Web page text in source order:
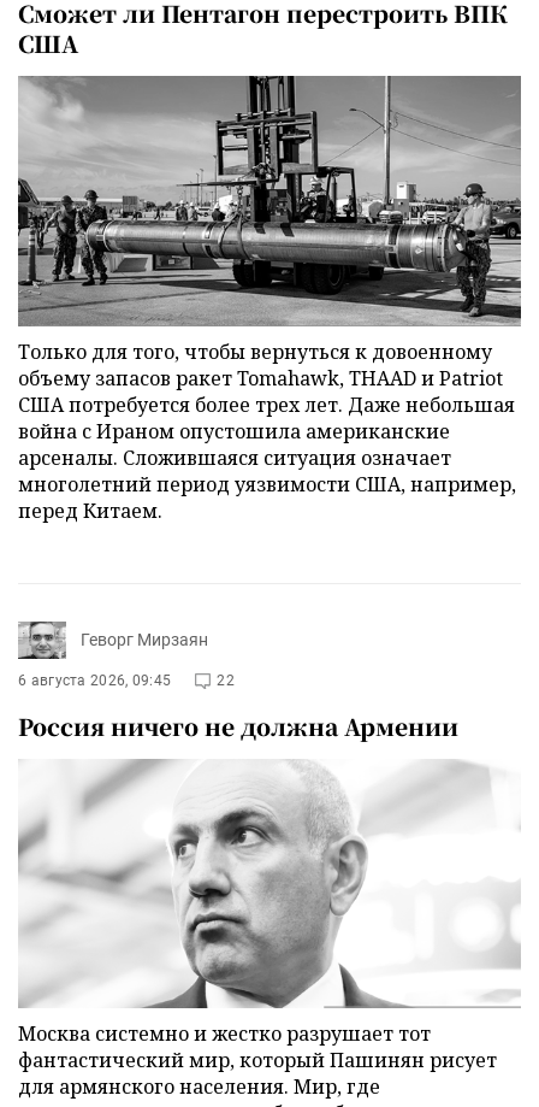
Сможет ли Пентагон перестроить ВПК
США
Только для того, чтобы вернуться к довоенному
объему запасов ракет Tomahawk, THAAD и Patriot
США потребуется более трех лет. Даже небольшая
война с Ираном опустошила американские
арсеналы. Сложившаяся ситуация означает
многолетний период уязвимости США, например,
перед Китаем.
Геворг Мирзаян
6 августа 2026, 09:45 22
Россия ничего не должна Армении
Москва системно и жестко разрушает тот
фантастический мир, который Пашинян рисует
для армянского населения. Мир, где